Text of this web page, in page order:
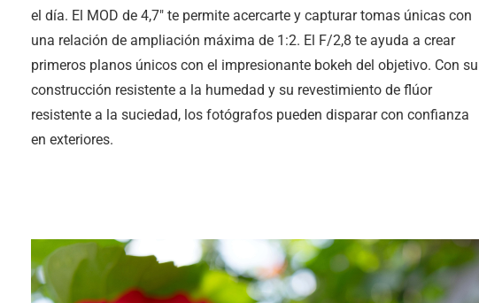
el día. El MOD de 4,7″ te permite acercarte y capturar tomas únicas con
una relación de ampliación máxima de 1:2. El F/2,8 te ayuda a crear
primeros planos únicos con el impresionante bokeh del objetivo. Con su
construcción resistente a la humedad y su revestimiento de flúor
resistente a la suciedad, los fotógrafos pueden disparar con confianza
en exteriores.